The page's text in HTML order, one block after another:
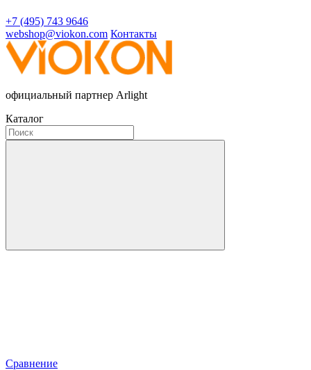
+7 (495) 743 9646
webshop@viokon.com Контакты
официальный партнер Arlight
Каталог
Сравнение